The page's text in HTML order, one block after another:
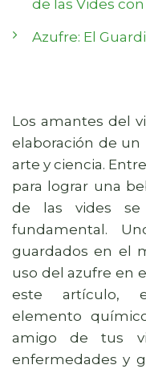
Azufre: El
Los amantes del
elaboración de
arte y ciencia.
para lograr una
de las vides
fundamental.
guardados en el
uso del azufre en
este artículo,
elemento
amigo de tus
enfermedades y